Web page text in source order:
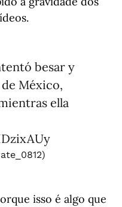
besar y
México,
ella
isso é algo que